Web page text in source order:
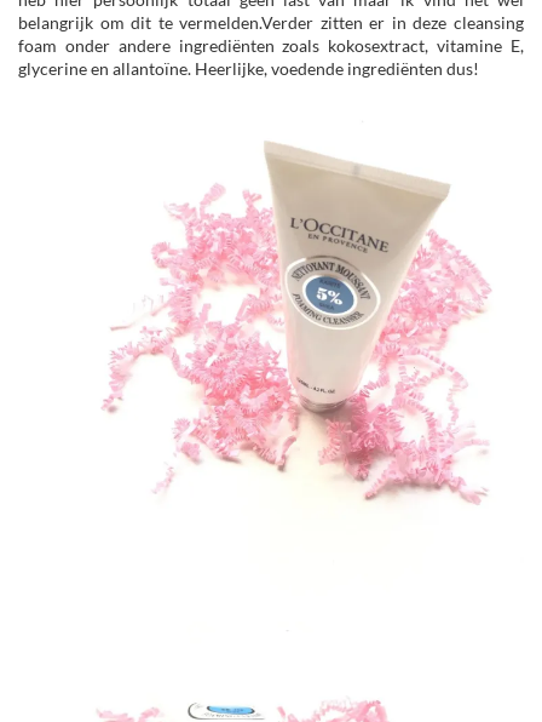
belangrijk om dit te vermelden.Verder zitten er in deze cleansing
foam onder andere ingrediënten zoals kokosextract, vitamine E,
glycerine en allantoïne. Heerlijke, voedende ingrediënten dus!